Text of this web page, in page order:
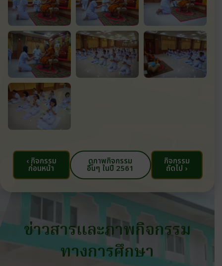
‹ กิจกรรม
ก่อนหน้า
ดูภาพกิจกรรม
อื่นๆ ในปี 2561
กิจกรรม
ถัดไป ›
ข่าวสารและภาพกิจกรรม
ทางการศึกษา